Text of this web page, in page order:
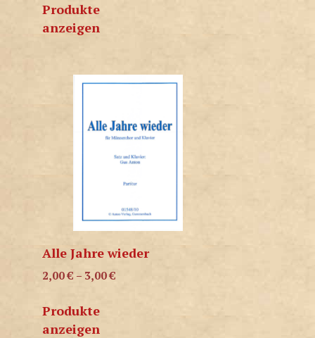
Produkte
anzeigen
Alle Jahre wieder
2,00€ – 3,00€
Produkte
anzeigen